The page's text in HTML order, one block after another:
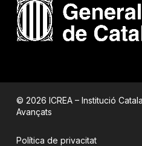
© 2026 ICREA – Institució
Avançats
Política de privacitat